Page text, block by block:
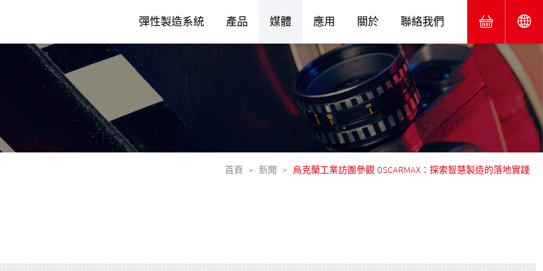
彈性製造系統 產品 媒體 應用 關於 聯絡我們
首頁 新聞 烏克蘭工業訪團參觀 OSCARMAX：探索智慧製造的落地實踐